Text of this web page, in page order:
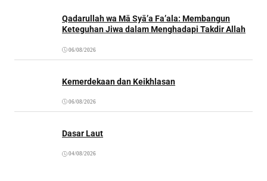
Qadarullah wa Mā Syā’a Fa’ala: Membangun
Keteguhan Jiwa dalam Menghadapi Takdir Allah
06/08/2026
Kemerdekaan dan Keikhlasan
06/08/2026
Dasar Laut
04/08/2026